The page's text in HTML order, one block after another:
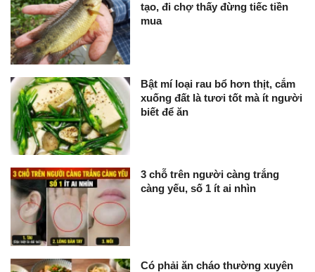
tạo, đi chợ thấy đừng tiếc tiền
mua
Bật mí loại rau bổ hơn thịt, cắm
xuống đất là tươi tốt mà ít người
biết để ăn
3 chỗ trên người càng trắng
càng yếu, số 1 ít ai nhìn
Có phải ăn cháo thường xuyên